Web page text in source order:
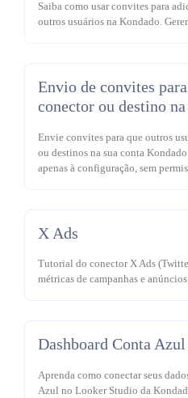
Saiba como usar convites para
outros usuários na Kondado.
Envio de convites
conector ou destino
Envie convites para que outros
ou destinos na sua conta
apenas à configuração, sem
X Ads
Tutorial do conector X Ads
métricas de campanhas e
Dashboard Conta
Aprenda como conectar seus
Azul no Looker Studio da